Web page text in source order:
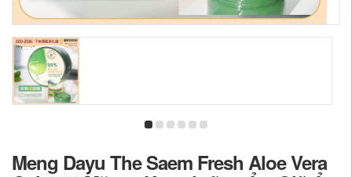
Meng Dayu The Saem Fresh Aloe Vera